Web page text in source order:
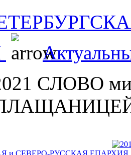
СЛОВО